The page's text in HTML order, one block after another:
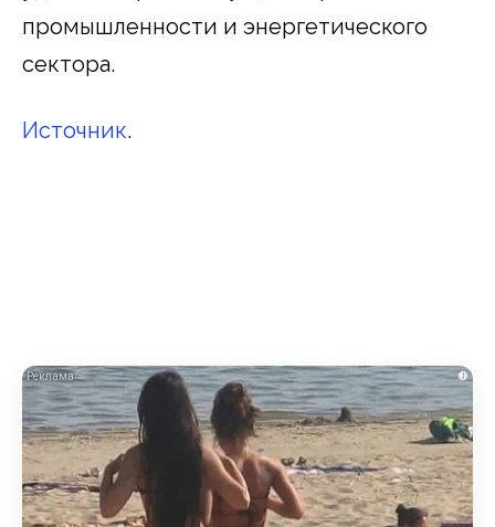
промышленности и энергетического
сектора.
Источник.
i